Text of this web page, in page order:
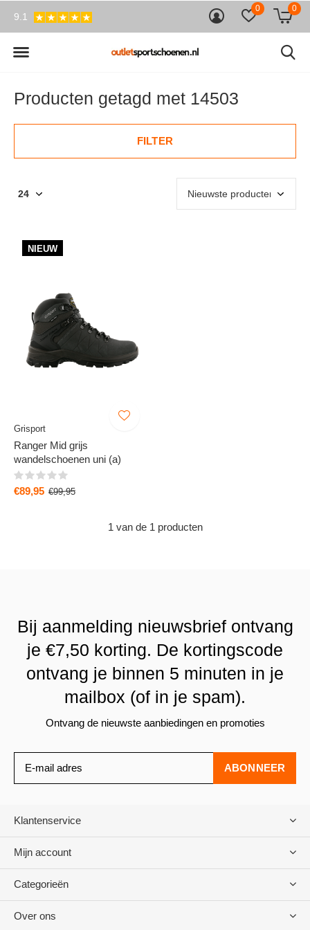
0 0
9.1
Producten getagd met 14503
FILTER
NIEUW
Grisport
Ranger Mid grijs
wandelschoenen uni (a)
€89,95 €99,95
1 van de 1 producten
Bij aanmelding nieuwsbrief ontvang
je €7,50 korting. De kortingscode
ontvang je binnen 5 minuten in je
mailbox (of in je spam).
Ontvang de nieuwste aanbiedingen en promoties
ABONNEER
Klantenservice
Mijn account
Categorieën
Over ons